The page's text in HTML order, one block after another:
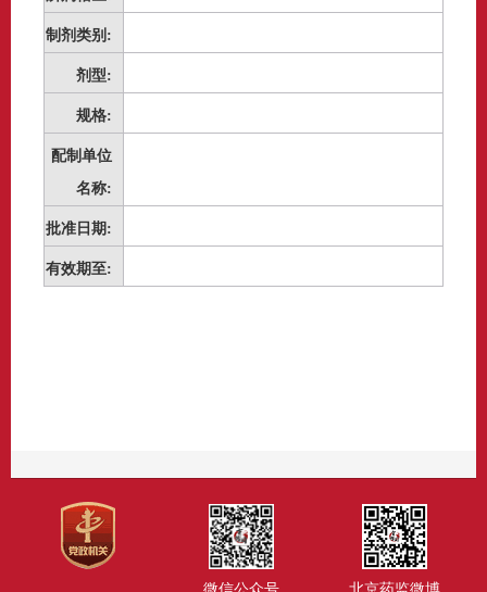
制剂类别:
剂型:
规格:
配制单位
名称:
批准日期:
有效期至:
微信公众号 北京药监微博